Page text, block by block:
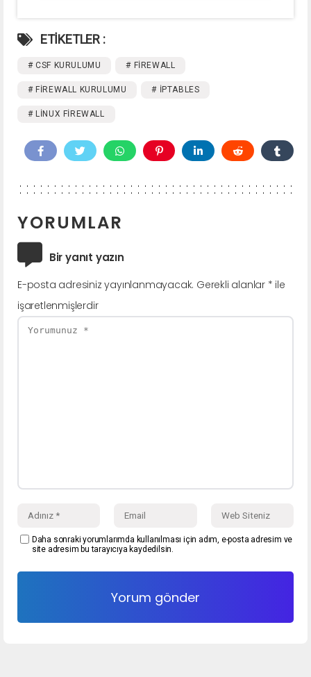
ETİKETLER :
# CSF KURULUMU # FIREWALL
# FIREWALL KURULUMU # IPTABLES
# LINUX FIREWALL
YORUMLAR
Bir yanıt yazın
E-posta adresiniz yayınlanmayacak. Gerekli alanlar * ile
işaretlenmişlerdir
Daha sonraki yorumlarımda kullanılması için adım, e-posta adresim ve
site adresim bu tarayıcıya kaydedilsin.